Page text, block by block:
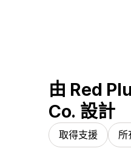
由 Red
Co. 設計
取得支援 所